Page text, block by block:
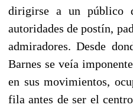
dirigirse a un público
autoridades de postín,
admiradores. Desde
Barnes se veía
en sus movimientos,
fila antes de ser el